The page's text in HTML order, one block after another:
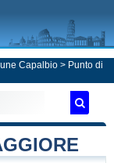
Capalbio> Punto di